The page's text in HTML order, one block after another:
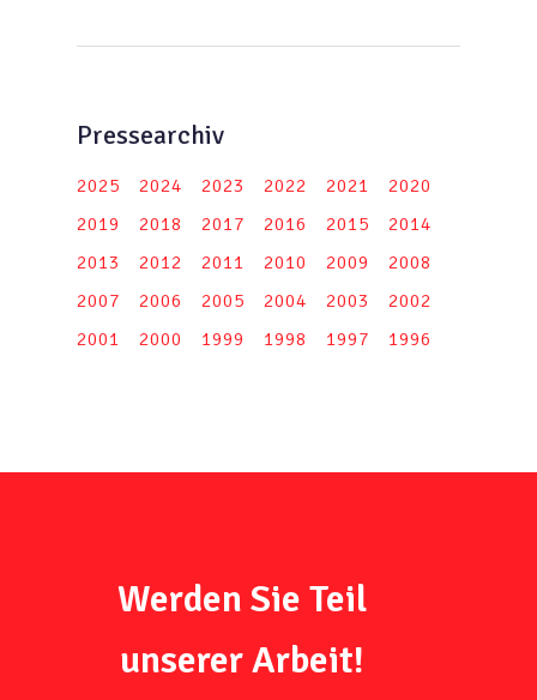
Pressearchiv
2025 2024 2023 2022 2021
2020
2019
2018 2017 2016 2015
2014
2013
2012 2011 2010 2009
2008
2007
2006 2005 2004 2003
2002
2001
2000 1999 1998 1997 1996
Werden Sie Teil
unserer Arbeit!